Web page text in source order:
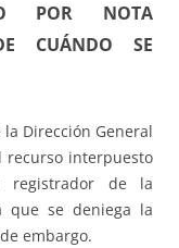
POR NOTA
CUÁNDO SE
Dirección General
recurso interpuesto
registrador de la
que se deniega la
embargo.